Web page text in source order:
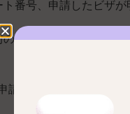
番号、申請したビザが
退学、その他当校の
請・更新が必要な場